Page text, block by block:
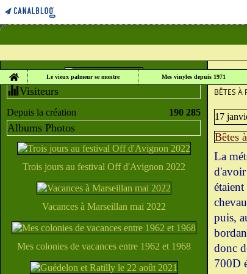
Home
Le vieux palmeur se montre Mes vinyles depuis 1971
Visiteurs
Depuis la création 190 285
Albums Photos
Trois jours au festival Off d'Avignon 2022
Vacances à Marseillan mai 2022
Mes colonies de vacances entre 1962 et 1968
LE VIEUX
BÊTES À
17
Bêtes
La
d'avoir
puis,
donc
700D